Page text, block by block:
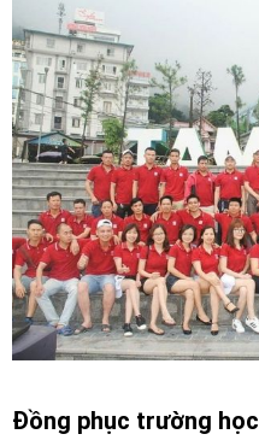
Đồng phục trường học